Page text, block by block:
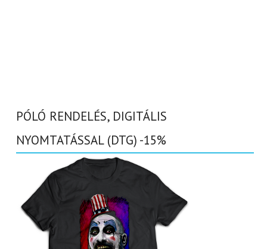
PÓLÓ RENDELÉS, DIGITÁLIS
NYOMTATÁSSAL (DTG) -15%